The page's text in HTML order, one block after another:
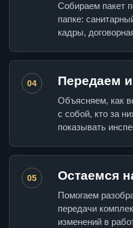
Собираем пакет
папке:
кадры,
04 Передаем
Объясняем, как
с собой, кто за
показывать
05 Остаемся
Помогаем
передачи
изменений в